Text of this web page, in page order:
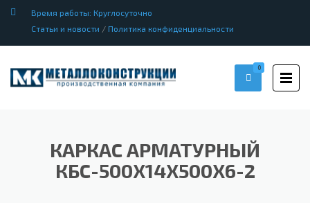
Время работы: Круглосуточно
Статьи и новости / Политика конфиденциальности
0
КАРКАС АРМАТУРНЫЙ
КБС-500Х14Х500Х6-2